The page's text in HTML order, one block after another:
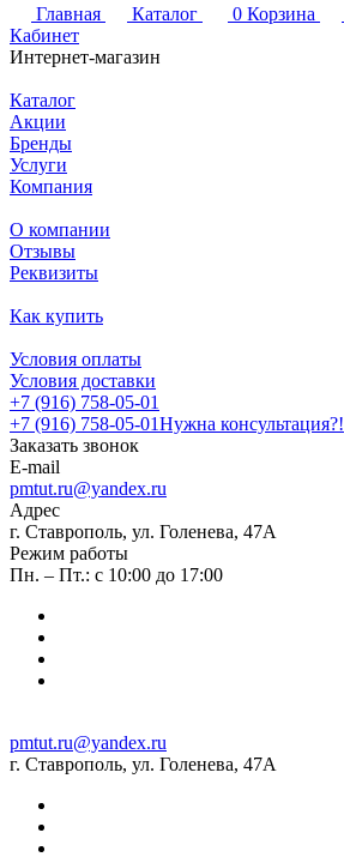
Главная Каталог 0 Корзина
Кабинет
Интернет-магазин
Каталог
Акции
Бренды
Услуги
Компания
О компании
Отзывы
Реквизиты
Как купить
Условия оплаты
Условия доставки
+7 (916) 758-05-01
+7 (916) 758-05-01Нужна консультация?!
Заказать звонок
E-mail
pmtut.ru@yandex.ru
Адрес
г. Ставрополь, ул. Голенева, 47А
Режим работы
Пн. – Пт.: с 10:00 до 17:00
pmtut.ru@yandex.ru
г. Ставрополь, ул. Голенева, 47А